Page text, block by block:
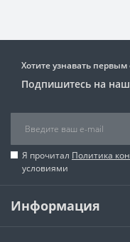
Хотите узнавать
Подпишитесь на
Я прочитал Политика
условиями
Информация